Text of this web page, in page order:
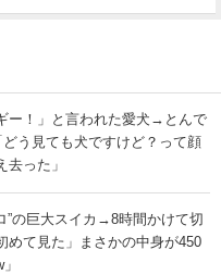
ー！」と言われた愛犬→とんで
う見ても犬ですけど？って顔
去った」
”の巨大スイカ→8時間かけて切
て見た」まさかの中身が450